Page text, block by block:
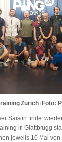
Zürich (Foto:
Saison findet
in Glattbrugg
jeweils 10 Mal